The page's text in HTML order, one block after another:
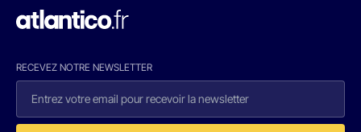
RECEVEZ NOTRE NEWSLETTER